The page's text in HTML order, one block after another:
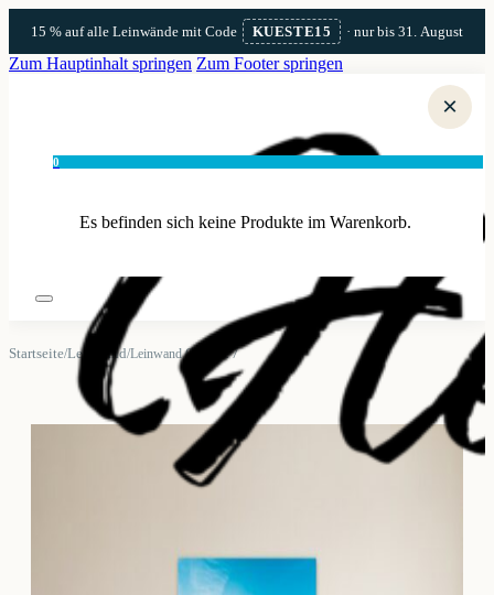
15 % auf alle Leinwände mit Code KUESTE15 · nur bis 31. August
Zum Hauptinhalt springen Zum Footer springen
0
Es befinden sich keine Produkte im Warenkorb.
×
Startseite/Leinwand/Leinwand Grömitz 7